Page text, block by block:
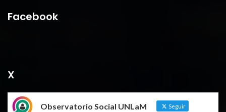
Facebook
X
Observatorio Social UNLaM Seguir